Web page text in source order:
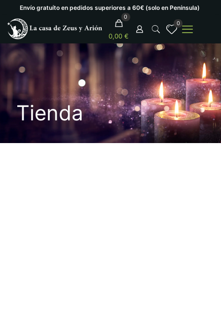
Envío gratuíto en pedidos superiores a 60€ (solo en Península)
0
0,00 €
0
Tienda